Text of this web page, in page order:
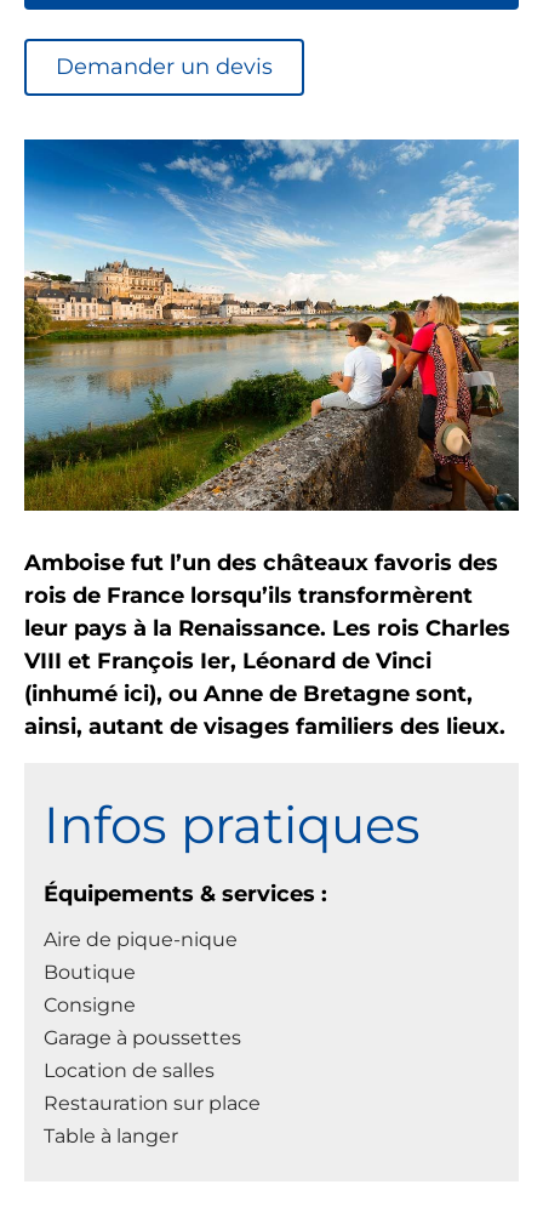
Amboise fut l’un des châteaux favoris des
rois de France lorsqu’ils transformèrent
leur pays à la Renaissance. Les rois Charles
VIII et François Ier, Léonard de Vinci
(inhumé ici), ou Anne de Bretagne sont,
ainsi, autant de visages familiers des lieux.
Infos pratiques
Équipements & services :
Aire de pique-nique
Boutique
Consigne
Garage à poussettes
Location de salles
Restauration sur place
Table à langer
Demander un devis